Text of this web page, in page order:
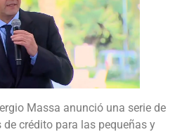
Massa anunció una serie de
crédito para las pequeñas y